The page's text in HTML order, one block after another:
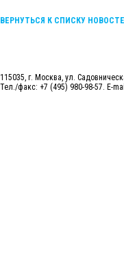
ВЕРНУТЬСЯ К СПИСКУ
115035, г. Москва, ул.
Тел./факс: +7 (495) 980-98-57. E-